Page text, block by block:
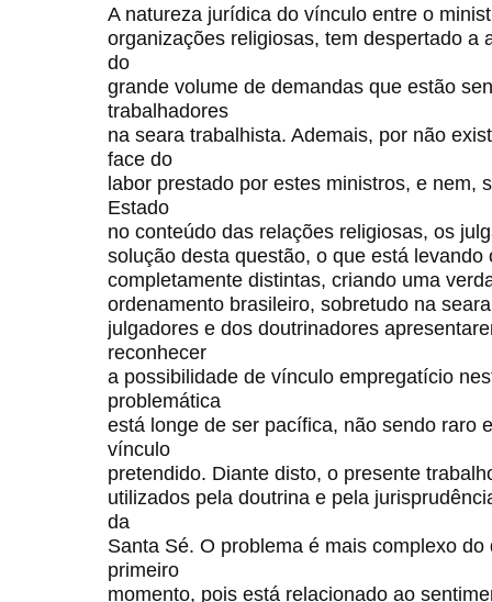
A natureza jurídica do vínculo entre o
organizações religiosas, tem despertado a
do
grande volume de demandas que estão
trabalhadores
na seara trabalhista. Ademais, por não
face do
labor prestado por estes ministros, e nem,
Estado
no conteúdo das relações religiosas, os
solução desta questão, o que está
completamente distintas, criando uma
ordenamento brasileiro, sobretudo na
julgadores e dos doutrinadores
reconhecer
a possibilidade de vínculo empregatício
problemática
está longe de ser pacífica, não sendo raro
vínculo
pretendido. Diante disto, o presente
utilizados pela doutrina e pela
da
Santa Sé. O problema é mais complexo
primeiro
momento, pois está relacionado ao